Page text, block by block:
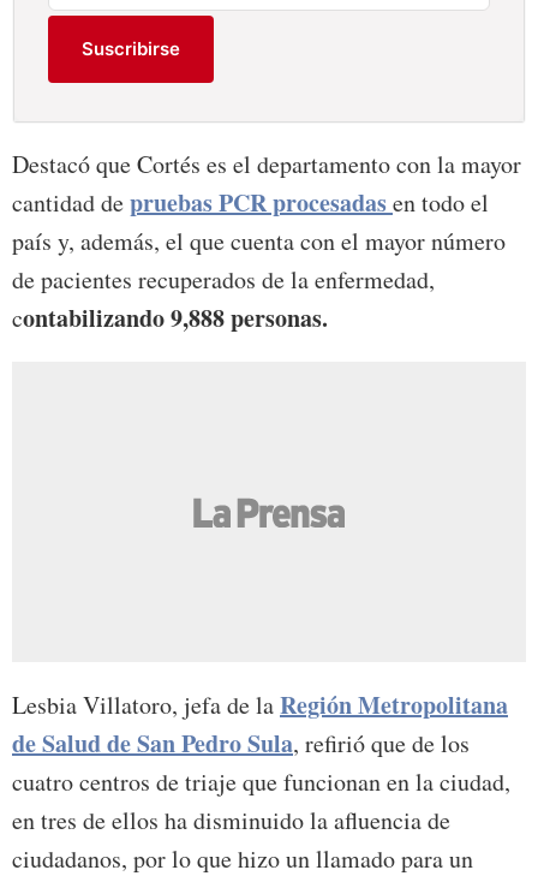
Suscribirse
Destacó que Cortés es el departamento con la mayor
cantidad depruebas PCR procesadasen todo el
país y, además, el que cuenta con el mayor número
de pacientes recuperados de la enfermedad,
contabilizando 9,888 personas.
Lesbia Villatoro, jefa de laRegión Metropolitana
de Salud de San Pedro Sula, refirió que de los
cuatro centros de triaje que funcionan en la ciudad,
en tres de ellos ha disminuido la afluencia de
ciudadanos, por lo que hizo un llamado para un